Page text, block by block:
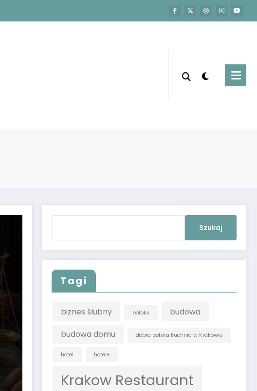
Tagi
biznes ślubny botoks budowa
budowa domu dobra polska kuchnia w Krakowie
hotel hotele
Krakow Restaurant